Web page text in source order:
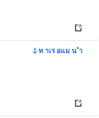
ท าเร อแม น ำ